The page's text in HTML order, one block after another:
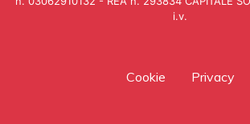
i.v.
Cookie Privacy